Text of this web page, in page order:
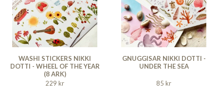
WASHI STICKERS NIKKI
DOTTI - WHEEL OF THE YEAR
(8 ARK)
229 kr
GNUGGISAR NIKKI DOTTI -
UNDER THE SEA
85 kr